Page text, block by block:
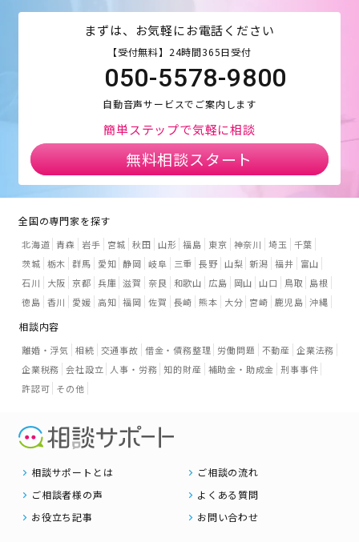
まずは、お気軽にお電話ください
【受付無料】24時間365日受付
050-5578-9800
自動音声サービスでご案内します
簡単ステップで気軽に相談
無料相談スタート
全国の専門家を探す
北海道 青森 岩手 宮城 秋田 山形 福島 東京 神奈川 埼玉
千葉
茨城 栃木 群馬 愛知 静岡 岐阜 三重 長野 山梨 新潟 福井
富山
石川
大阪 京都 兵庫 滋賀 奈良 和歌山 広島 岡山 山口 鳥取
島根
徳島 香川 愛媛 高知 福岡 佐賀 長崎 熊本 大分 宮崎 鹿児島 沖縄
相談内容
離婚・浮気 相続 交通事故 借金・債務整理 労働問題 不動産 企業法務
企業税務 会社設立 人事・労務 知的財産 補助金・助成金 刑事事件
許認可 その他
相談サポートとは
ご相談の流れ
ご相談者様の声
よくある質問
お役立ち記事
お問い合わせ